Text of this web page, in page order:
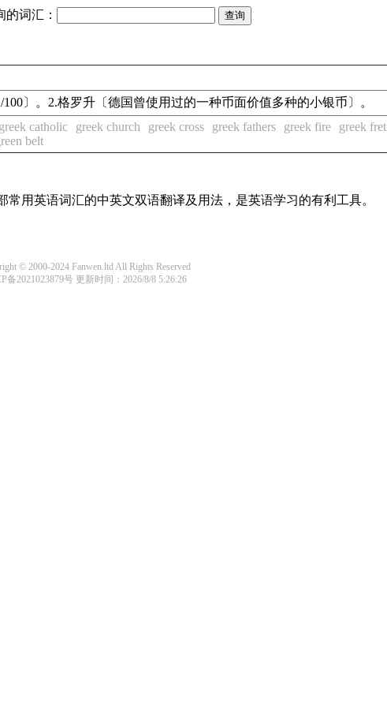
词汇：
〕。2.格罗升〔德国曾使用过的一种币面价值多种的小银币〕。
greek catholic greek church greek cross greek fathers greek fire greek fret
belt
用英语词汇的中英文双语翻译及用法，是英语学习的有利工具。
© 2000-2024 Fanwen.ltd All Rights Reserved
备2021023879号更新时间：2026/8/8 5:26:26